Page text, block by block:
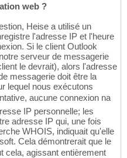
web ?
Heise a utilisé un
l'adresse IP et l'heure
Si le client Outlook
serveur de messagerie
le devrait), alors l'adresse
messagerie doit être la
lequel nous exécutons
aucune connexion na
IP personnelle; les
adresse IP qui, une fois
WHOIS, indiquait qu'elle
Cela démontrerait que le
cela, agissant entièrement